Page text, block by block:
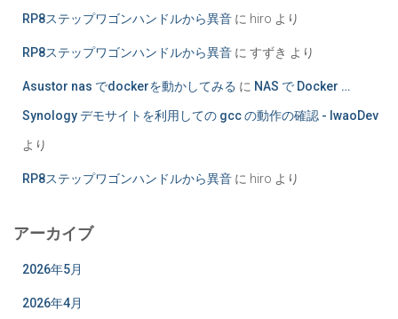
RP8ステップワゴンハンドルから異音 に hiro より
RP8ステップワゴンハンドルから異音 に すずき より
Asustor nas でdockerを動かしてみる に NAS で Docker …
Synology デモサイトを利用しての gcc の動作の確認 - IwaoDev
より
RP8ステップワゴンハンドルから異音 に hiro より
アーカイブ
2026年5月
2026年4月